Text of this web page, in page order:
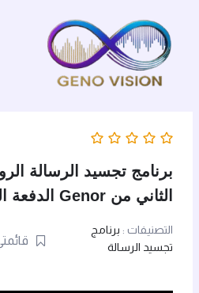
المحتوى
برنامج تجسيد الرسالة
الثاني من Genor الدفعة الثانية ✨
التصنيفات : برنامج
تجسيد الرسالة